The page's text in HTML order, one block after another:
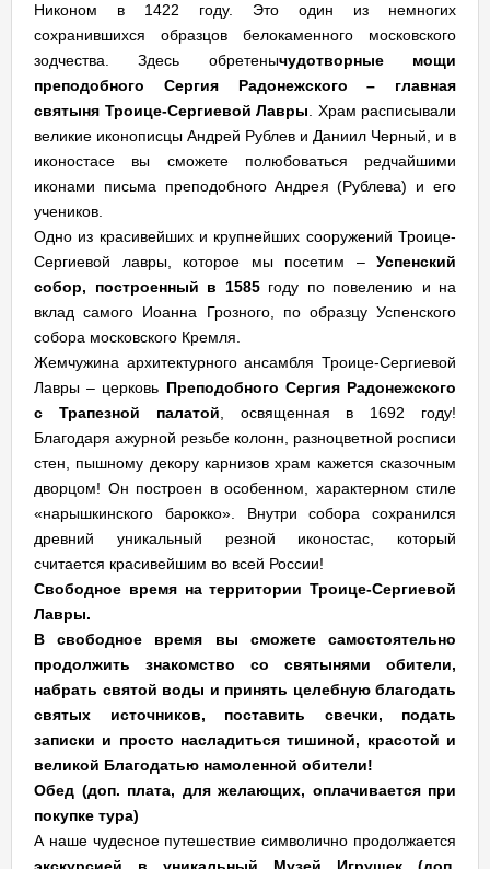
Никоном в 1422 году. Это один из немногих
сохранившихся образцов белокаменного московского
зодчества. Здесь обретенычудотворные мощи
преподобного Сергия Радонежского – главная
святыня Троице-Сергиевой Лавры . Храм расписывали
великие иконописцы Андрей Рублев и Даниил Черный, и в
иконостасе вы сможете полюбоваться редчайшими
иконами письма преподобного Андрея (Рублева) и его
учеников.
Одно из красивейших и крупнейших сооружений Троице-
Сергиевой лавры, которое мы посетим – Успенский
собор, построенный в 1585году по повелению и на
вклад самого Иоанна Грозного, по образцу Успенского
собора московского Кремля.
Жемчужина архитектурного ансамбля Троице-Сергиевой
Лавры – церковь Преподобного Сергия Радонежского
с Трапезной палатой , освященная в 1692 году!
Благодаря ажурной резьбе колонн, разноцветной росписи
стен, пышному декору карнизов храм кажется сказочным
дворцом! Он построен в особенном, характерном стиле
«нарышкинского барокко». Внутри собора сохранился
древний уникальный резной иконостас, который
считается красивейшим во всей России!
Свободное время на территории Троице-Сергиевой
Лавры.
В свободное время вы сможете самостоятельно
продолжить знакомство со святынями обители,
набрать святой воды и принять целебную благодать
святых источников, поставить свечки, подать
записки и просто насладиться тишиной, красотой и
великой Благодатью намоленной обители!
Обед (доп. плата, для желающих, оплачивается при
покупке тура)
А наше чудесное путешествие символично продолжается